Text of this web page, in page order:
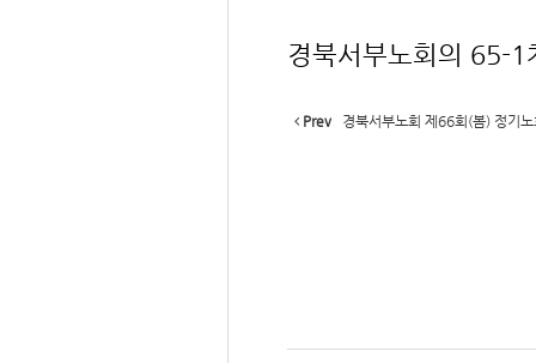
경북서부노회의 65-1
Prev 경북서부노회 제66회(봄) 정기